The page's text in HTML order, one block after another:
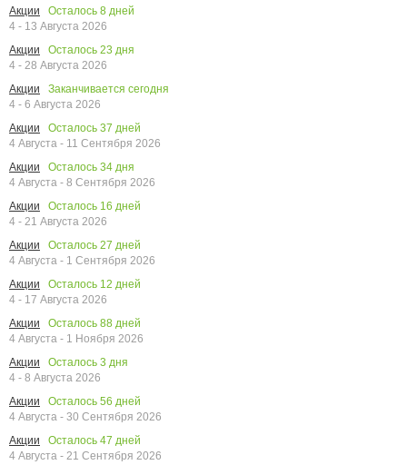
Акции
Осталось 8 дней
4 - 13 Августа 2026
Акции
Осталось 23 дня
4 - 28 Августа 2026
Акции
Заканчивается сегодня
4 - 6 Августа 2026
Акции
Осталось 37 дней
4 Августа - 11 Сентября 2026
Акции
Осталось 34 дня
4 Августа - 8 Сентября 2026
Акции
Осталось 16 дней
4 - 21 Августа 2026
Акции
Осталось 27 дней
4 Августа - 1 Сентября 2026
Акции
Осталось 12 дней
4 - 17 Августа 2026
Акции
Осталось 88 дней
4 Августа - 1 Ноября 2026
Акции
Осталось 3 дня
4 - 8 Августа 2026
Акции
Осталось 56 дней
4 Августа - 30 Сентября 2026
Акции
Осталось 47 дней
4 Августа - 21 Сентября 2026